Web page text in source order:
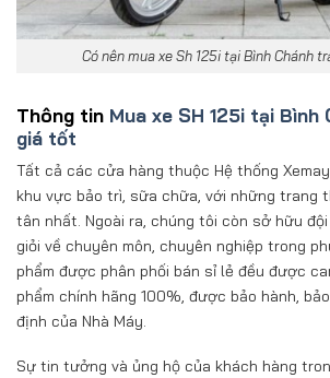
Có nên mua xe Sh 125i tại Bình Chánh
Thông tin Mua xe SH 125i tại Bình
giá tốt
Tất cả các cửa hàng thuộc Hệ thống
khu vực bảo trì, sữa chữa, với những trang
tân nhất. Ngoài ra, chúng tôi còn sở hữu
giỏi về chuyên môn, chuyên nghiệp trong
phẩm được phân phối bán sỉ lẻ đều được
phẩm chính hãng 100%, được bảo hành,
định của Nhà Máy.
Sự tin tưởng và ủng hộ của khách hàng